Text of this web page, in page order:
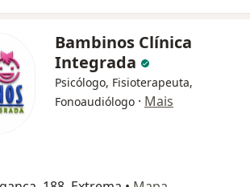
Bambinos Clínica
Integrada
Psicólogo, Fisioterapeuta,
Fonoaudiólogo · Mais